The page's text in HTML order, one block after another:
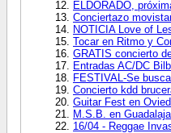
ELDORADO,
Conciertazo
NOTICIA Love of
Tocar en Ritmo y
GRATIS concierto
Entradas AC/DC
FESTIVAL-Se
Concierto kdd
Guitar Fest en
M.S.B. en
16/04 - Reggae